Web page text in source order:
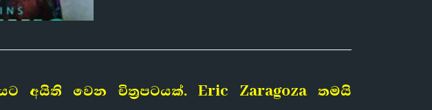
අයිති වෙන චිත්‍රපටයක්. Eric Zaragoza තමයි